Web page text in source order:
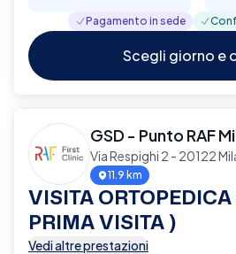
Pagamento in sede
Scegli giorno e
GSD - Punto RAF
Via Respighi 2 - 20122
11.9 km
VISITA
PRIMA VISITA )
Vedi altre prestazioni